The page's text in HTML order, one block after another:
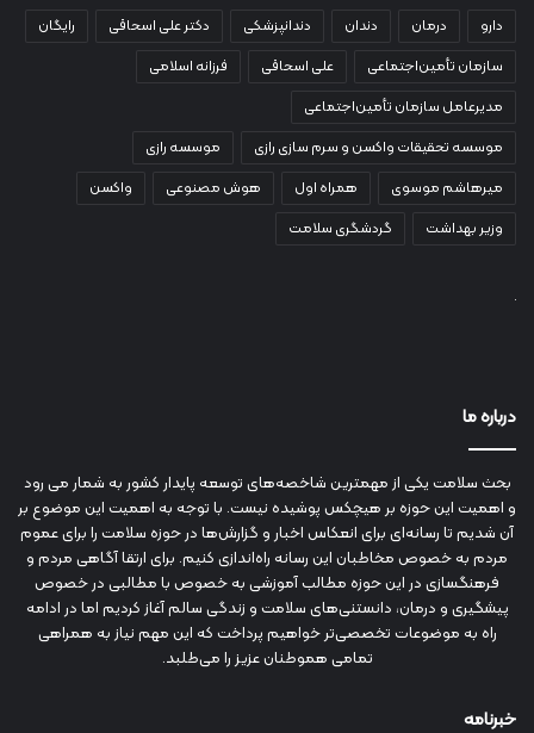
دارو درمان دندان دندانپزشکی دکتر علی اسحاقی
رایگان
سازمان تأمین‌اجتماعی
علی اسحاقی
فرزانه اسلامی
مدیرعامل سازمان تأمین‌اجتماعی
موسسه تحقیقات واکسن و سرم سازی رازی
موسسه رازی
میرهاشم موسوی
همراه اول هوش مصنوعی
واکسن
وزیر بهداشت
گردشگری سلامت
درباره ما
بحث سلامت یکی از مهمترین شاخصه‌های توسعه پایدار کشور به شمار می رود
و اهمیت این حوزه بر هیچکس پوشیده نیست. با توجه به اهمیت این موضوع بر
آن شدیم تا رسانه‌ای برای انعکاس اخبار و گزارش‌ها در حوزه سلامت را برای عموم
مردم به خصوص مخاطبان این رسانه راه‌اندازی کنیم. برای ارتقا آگاهی مردم و
فرهنگسازی در این حوزه مطالب آموزشی به خصوص با مطالبی در خصوص
پیشگیری و درمان، دانستنی‌های سلامت و زندگی سالم آغاز کردیم اما در ادامه
راه به موضوعات تخصصی‌تر خواهیم پرداخت که این مهم نیاز به همراهی
تمامی هموطنان عزیز را می‌طلبد.
خبرنامه